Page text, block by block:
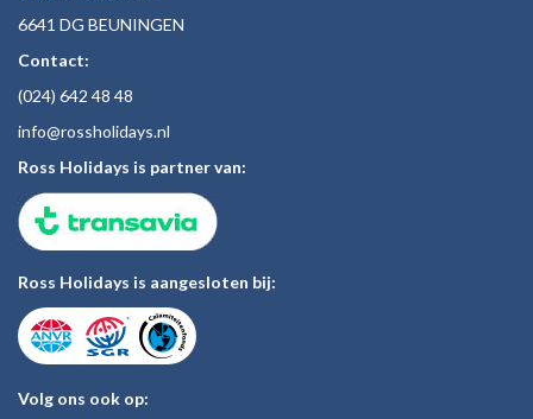
6641 DG BEUNINGEN
Contact:
(024) 642 48 48
info@rossholidays.nl
Ross Holidays is partner van:
Ross Holidays is aangesloten bij:
Volg ons ook op: